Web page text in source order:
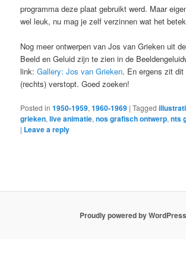
programma deze plaat gebruikt werd. Maar
wel leuk, nu mag je zelf verzinnen wat het
Nog meer ontwerpen van Jos van Grieken uit
Beeld en Geluid zijn te zien in de
link:Gallery: Jos van Grieken. En ergens zit
(rechts) verstopt. Goed zoeken!
Posted in 1950-1959,1960-1969 |Tagged
grieken,live animatie,nos grafisch ontwerp,nts
| Leave a reply
Proudly powered by WordPress